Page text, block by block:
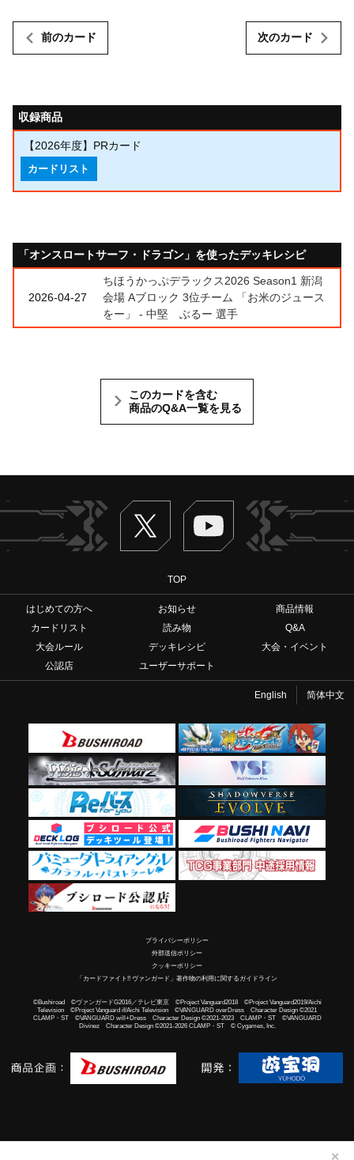
✕
前のカード 次のカード
収録商品
【2026年度】PRカード
カードリスト
「オンスロートサーフ・ドラゴン」を使ったデッキレシピ
2026-04-27
ちほうかっぷデラックス2026 Season1 新潟
会場 Aブロック 3位チーム 「お米のジュース
をー」 - 中堅 ぶるー 選手
このカードを含む
商品のQ&A一覧を見る
Twitter ヴァンガードch
TOP
はじめての方へ お知らせ
商品情報
カードリスト
読み物
Q&A
大会ルール
デッキレシピ
大会・イベント
公認店
ユーザーサポート
English 简体中文
プライバシーポリシー
外部送信ポリシー
クッキーポリシー
「カードファイト!! ヴァンガード」著作物の利用に関するガイドライン
©Bushiroad ©ヴァンガードG2016／テレビ東京 ©Project Vanguard2018 ©Project Vanguard2019/Aichi
Television ©Project Vanguard if/Aichi Television ©VANGUARD overDress Character Design ©2021
CLAMP・ST ©VANGUARD will+Dress Character Design ©2021-2023 CLAMP・ST ©VANGUARD
Divinez Character Design ©2021-2026 CLAMP・ST © Cygames, Inc.